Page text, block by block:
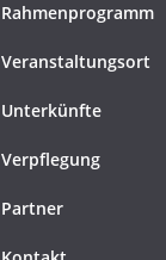
Rahmenprogramm
Veranstaltungsort
Unterkünfte
Verpflegung
Partner